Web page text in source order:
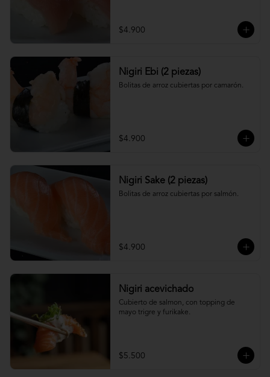
$4.900
Nigiri Ebi (2 piezas)
Bolitas de arroz cubiertas por camarón.
$4.900
Nigiri Sake (2 piezas)
Bolitas de arroz cubiertas por salmón.
$4.900
Nigiri acevichado
Cubierto de salmon, con topping de
mayo trigre y furikake.
$5.500